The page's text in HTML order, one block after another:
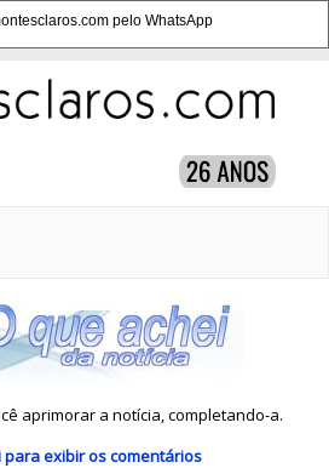
pelo WhatsApp
aprimorar a notícia, completando-a.
para exibir os comentários